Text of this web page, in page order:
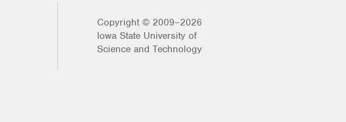
Copyright © 2009–2026
Iowa State University of
Science and Technology